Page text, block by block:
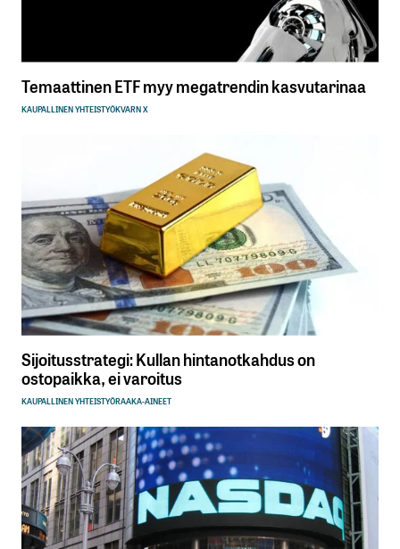
Temaattinen ETF myy megatrendin kasvutarinaa
KAUPALLINEN YHTEISTYÖKVARN X
Sijoitusstrategi: Kullan hintanotkahdus on
ostopaikka, ei varoitus
KAUPALLINEN YHTEISTYÖRAAKA-AINEET